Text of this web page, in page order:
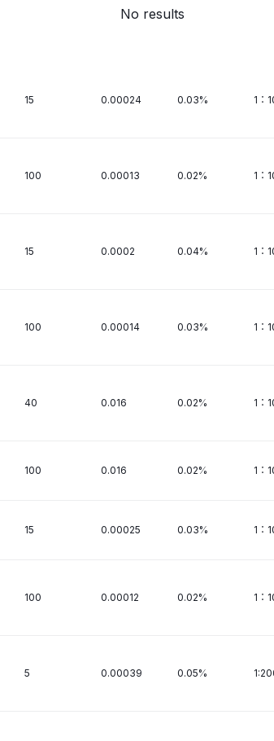
No results
15 0.00024 0.03% 1：
100 0.00013 0.02% 1：
15 0.0002 0.04% 1：
100 0.00014 0.03% 1：
40 0.016 0.02% 1：
100 0.016 0.02% 1：
15 0.00025 0.03% 1：
100 0.00012 0.02% 1：
5 0.00039 0.05%